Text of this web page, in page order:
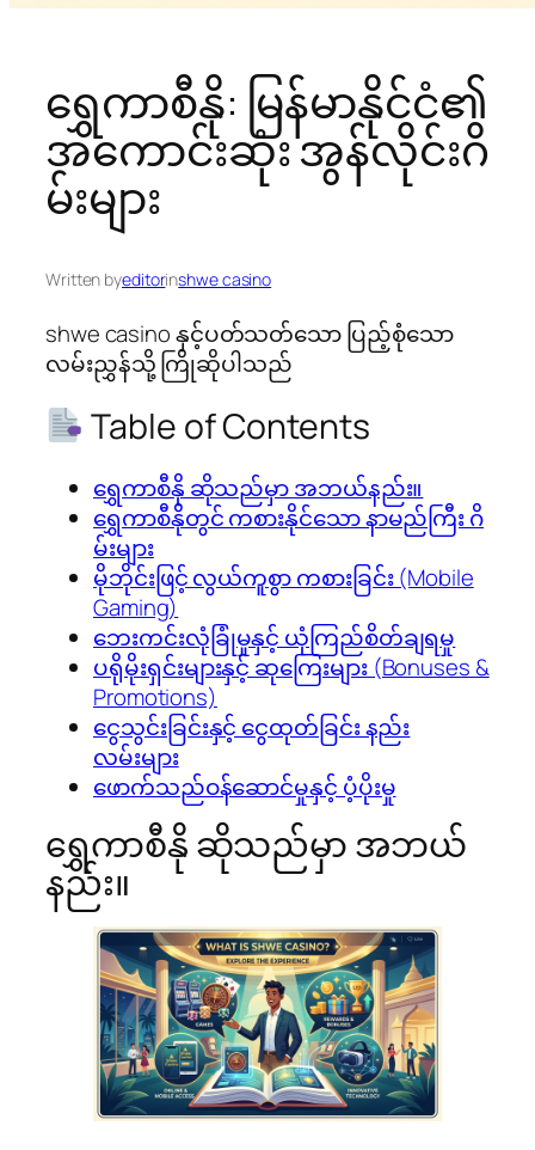
ရွှေကာစီနို: မြန်မာနိုင်ငံ၏
အကောင်းဆုံး အွန်လိုင်းဂိ
မ်းများ
Written byeditorinshwe casino
shwe casino နှင့်ပတ်သတ်သော ပြည့်စုံသော
လမ်းညွှန်သို့ ကြိုဆိုပါသည်
Table of Contents
ရွှေကာစီနို ဆိုသည်မှာ အဘယ်နည်း။
ရွှေကာစီနိုတွင် ကစားနိုင်သော နာမည်ကြီး ဂိ
မ်းများ
မိုဘိုင်းဖြင့် လွယ်ကူစွာ ကစားခြင်း (Mobile
Gaming)
ဘေးကင်းလုံခြုံမှုနှင့် ယုံကြည်စိတ်ချရမှု
ပရိုမိုးရှင်းများနှင့် ဆုကြေးများ (Bonuses &
Promotions)
ငွေသွင်းခြင်းနှင့် ငွေထုတ်ခြင်း နည်း
လမ်းများ
ဖောက်သည်ဝန်ဆောင်မှုနှင့် ပံ့ပိုးမှု
ရွှေကာစီနို ဆိုသည်မှာ အဘယ်
နည်း။